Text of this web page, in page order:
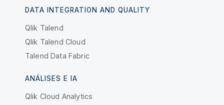
DATA INTEGRATION AND QUALITY
Qlik Talend
Qlik Talend Cloud
Talend Data Fabric
ANÁLISES E IA
Qlik Cloud Analytics